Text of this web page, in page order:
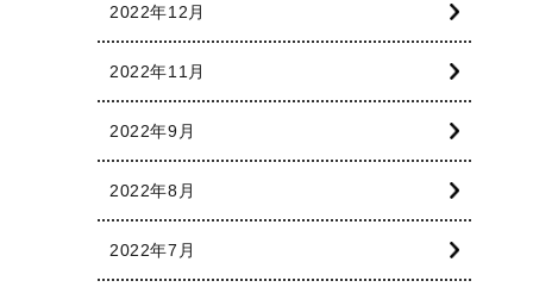
2022年12月
2022年11月
2022年9月
2022年8月
2022年7月